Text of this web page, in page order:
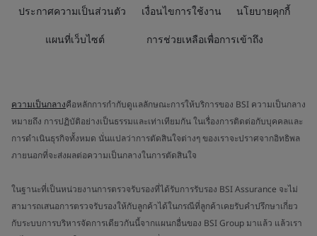
ประกาศความเป็นส่วนตัว เงื่อนไขการใช้งาน นโยบายคุกกี้
แผนที่เว็บไซต์ การช่วยเหลือเพื่อการเข้าถึง
ความเป็นกลางคือหลักการกำกับดูแลลักษณะการให้บริการของ BSI ความเป็นกลาง
หมายถึง การปฏิบัติอย่างเป็นธรรมและเท่าเทียมกัน ในเรื่องการติดต่อกับบุคคลและ
การดำเนินธุรกิจทั้งหมด นั่นแปลว่าการตัดสินใจต่างๆ ของเราจะปราศจากอิทธิพล
ภายนอกที่จะส่งผลต่อความเป็นกลางในการตัดสินใจ
ในฐานะที่เป็นหน่วยงานการตรวจรับรองที่ได้รับการรับรอง BSI Assurance จะไม่
สามารถเสนอการตรวจรับรองให้กับลูกค้าได้ในกรณีที่ลูกค้าเคยรับคำปรึกษาเกี่ยว
กับระบบการบริหารจัดการเดียวกันนี้จากแผนกอื่นของ BSI Group มาแล้ว แล้วเรา